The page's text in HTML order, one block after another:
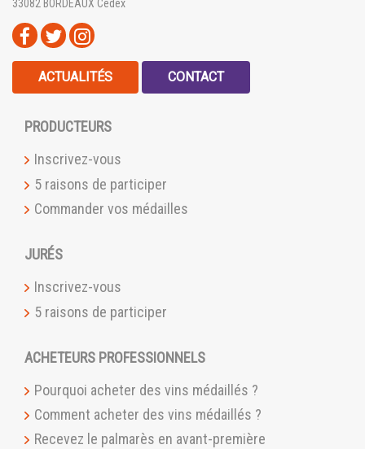
33082 BORDEAUX Cedex
ACTUALITÉS CONTACT
PRODUCTEURS
Inscrivez-vous
5 raisons de participer
Commander vos médailles
JURÉS
Inscrivez-vous
5 raisons de participer
ACHETEURS PROFESSIONNELS
Pourquoi acheter des vins médaillés ?
Comment acheter des vins médaillés ?
Recevez le palmarès en avant-première